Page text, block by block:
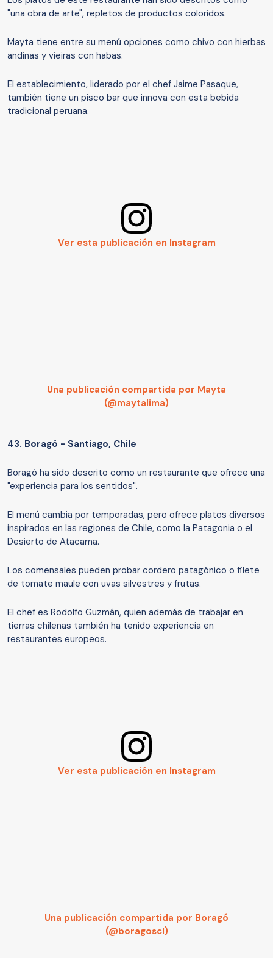
"una obra de arte", repletos de productos coloridos.
Mayta tiene entre su menú opciones como chivo con hierbas
andinas y vieiras con habas.
El establecimiento, liderado por el chef Jaime Pasaque,
también tiene un pisco bar que innova con esta bebida
tradicional peruana.
Ver esta publicación en Instagram
Una publicación compartida por Mayta
(@maytalima)
43. Boragó - Santiago, Chile
Boragó ha sido descrito como un restaurante que ofrece una
"experiencia para los sentidos".
El menú cambia por temporadas, pero ofrece platos diversos
inspirados en las regiones de Chile, como la Patagonia o el
Desierto de Atacama.
Los comensales pueden probar cordero patagónico o filete
de tomate maule con uvas silvestres y frutas.
El chef es Rodolfo Guzmán, quien además de trabajar en
tierras chilenas también ha tenido experiencia en
restaurantes europeos.
Ver esta publicación en Instagram
Una publicación compartida por Boragó
(@boragoscl)